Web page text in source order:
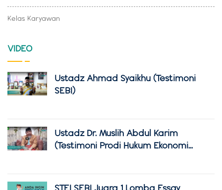
Kelas Karyawan
VIDEO
Ustadz Ahmad Syaikhu (Testimoni
SEBI)
Ustadz Dr. Muslih Abdul Karim
(Testimoni Prodi Hukum Ekonomi...
STEI SEBI Juara 1 Lomba Essay